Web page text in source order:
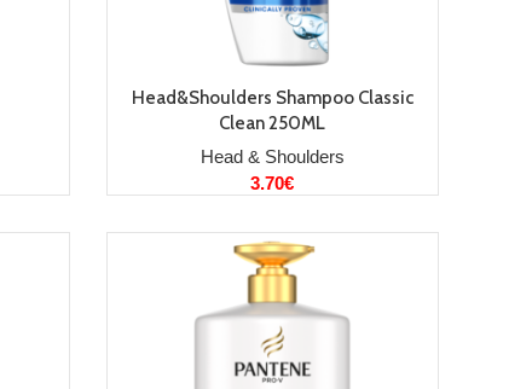
LISA KORVI
Head&Shoulders Shampoo Classic
Clean 250ML
Head & Shoulders
3.70€